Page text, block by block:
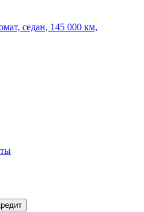
седан, 145 000 км,